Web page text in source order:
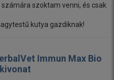
szoktam venni, és csak
kutya gazdiknak!
Immun Max Bio